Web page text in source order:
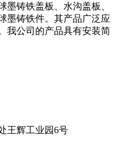
墨铸铁盖板、水沟盖板、
墨铸铁件。其产品广泛应
我公司的产品具有安装简
王辉工业园6号